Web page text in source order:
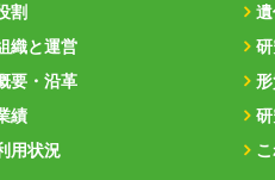
割
織と運営
要・沿革
績
用状況